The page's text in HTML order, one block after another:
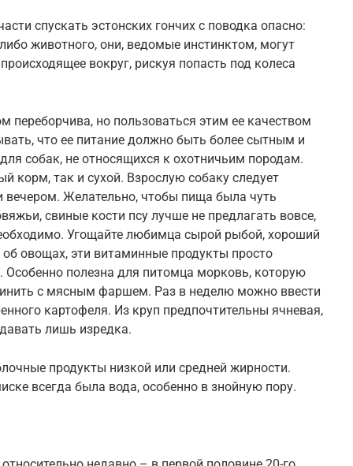
спускать эстонских гончих с поводка опасно:
животного, они, ведомые инстинктом, могут
вокруг, рискуя попасть под колеса
переборчива, но пользоваться этим ее качеством
что ее питание должно быть более сытным и
собак, не относящихся к охотничьим породам.
корм, так и сухой. Взрослую собаку следует
Желательно, чтобы пища была чуть
свиные кости псу лучше не предлагать вовсе,
Угощайте любимца сырой рыбой, хороший
овощах, эти витаминные продукты просто
полезна для питомца морковь, которую
с мясным фаршем. Раз в неделю можно ввести
картофеля. Из круп предпочтительны ячневая,
лишь изредка.
продукты низкой или средней жирности.
всегда была вода, особенно в знойную пору.